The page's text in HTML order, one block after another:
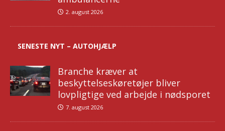
2. august 2026
SENESTE NYT – AUTOHJÆLP
Branche kræver at
beskyttelseskøretøjer bliver
lovpligtige ved arbejde i nødsporet
7. august 2026